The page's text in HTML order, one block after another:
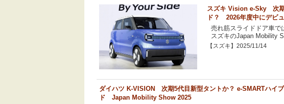
スズキ Vision e-Sky 次
ド？ 2026年度中にデビ
売れ筋スライドドア車で
スズキのJapan Mobility
【スズキ】2025/11/14
ダイハツ K-VISION 次期5代目新型タントか？ e-SMARTハイ
ド Japan Mobility Show 2025